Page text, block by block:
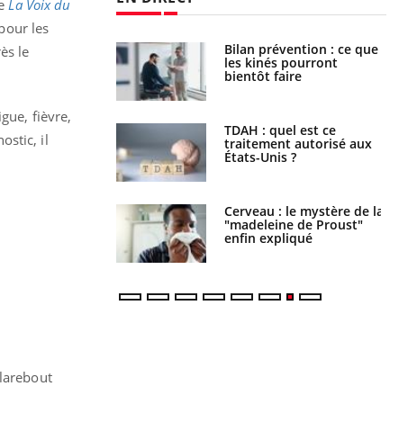
La Voix du
les
le
fièvre,
il
en Suisse :
l’origine de la
alimentaires :
arme contre
Bilan prévention : ce que
les kinés pourront
bientôt faire
TDAH : quel est ce
traitement autorisé aux
États-Unis ?
Cerveau : le mystère de la
"madeleine de Proust"
enfin expliqué